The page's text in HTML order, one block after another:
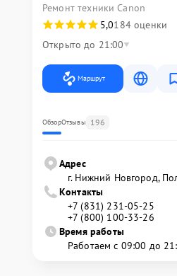
Ремонт техники Canon
5,0184 оценки
Открыто до 21:00
Маршрут
ОбзорОтзывы 196
Адрес
г. Нижний Новгород,
Контакты
+7 (831) 231-05-25
+7 (800) 100-33-26
Время работы
Работаем с 09:00 до